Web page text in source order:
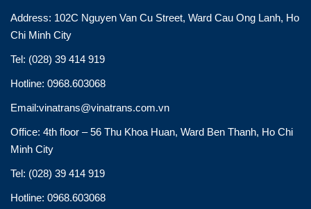
Address: 102C Nguyen Van Cu Street, Ward Cau Ong Lanh, Ho
Chi Minh City
Tel: (028) 39 414 919
Hotline: 0968.603068
Email:vinatrans@vinatrans.com.vn
Office: 4th floor – 56 Thu Khoa Huan, Ward Ben Thanh, Ho Chi
Minh City
Tel: (028) 39 414 919
Hotline: 0968.603068